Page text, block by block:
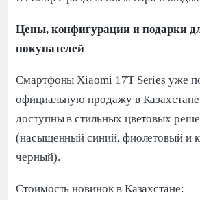
Цены, конфигурации и подарки
покупателей
Смартфоны Xiaomi 17T Series уже
официальную продажу в
доступны в стильных цветовых
(насыщенный синий, фиолетовый и
черный).
Стоимость новинок в Казахстане: